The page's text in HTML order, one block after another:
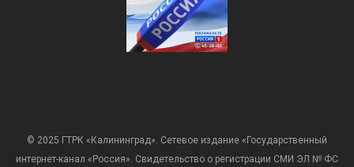
© 2025 ГТРК «Калининград». Сетевое издание «Государственный
интернет-канал «Россия». Свидетельство о регистрации СМИ ЭЛ № ФС